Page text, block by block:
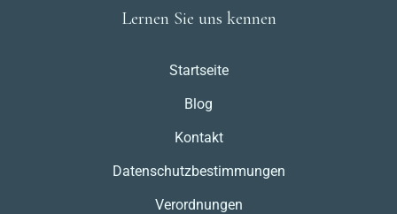
Lernen Sie uns kennen
Startseite
Blog
Kontakt
Datenschutzbestimmungen
Verordnungen